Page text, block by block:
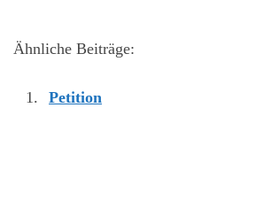
Ähnliche Beiträge:
Petition